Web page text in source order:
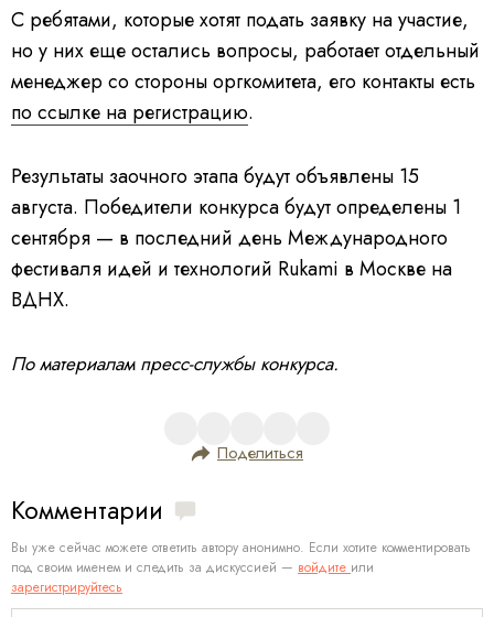
С ребятами, которые хотят подать заявку на участие,
но у них еще остались вопросы, работает отдельный
менеджер со стороны оргкомитета, его контакты есть
по ссылке на регистрацию.
Результаты заочного этапа будут объявлены 15
августа. Победители конкурса будут определены 1
сентября — в последний день Международного
фестиваля идей и технологий Rukami в Москве на
ВДНХ.
По материалам пресс-службы конкурса.
Поделиться
Комментарии
Вы уже сейчас можете ответить автору анонимно. Если хотите комментировать
под своим именем и следить за дискуссией — войдите или
зарегистрируйтесь